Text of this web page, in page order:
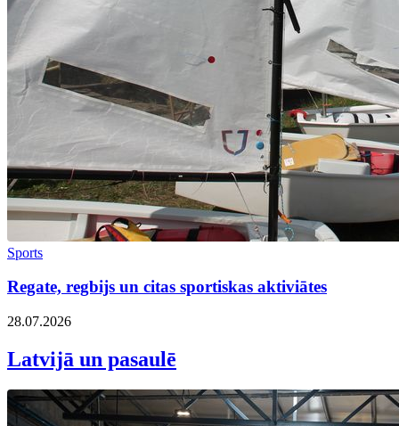
Sports
Regate, regbijs un citas sportiskas aktiviātes
28.07.2026
Latvijā un pasaulē